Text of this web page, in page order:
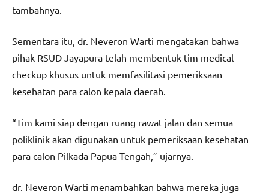
tambahnya.
Sementara itu, dr. Neveron Warti mengatakan bahwa
pihak RSUD Jayapura telah membentuk tim medical
checkup khusus untuk memfasilitasi pemeriksaan
kesehatan para calon kepala daerah.
“Tim kami siap dengan ruang rawat jalan dan semua
poliklinik akan digunakan untuk pemeriksaan kesehatan
para calon Pilkada Papua Tengah,” ujarnya.
dr. Neveron Warti menambahkan bahwa mereka juga